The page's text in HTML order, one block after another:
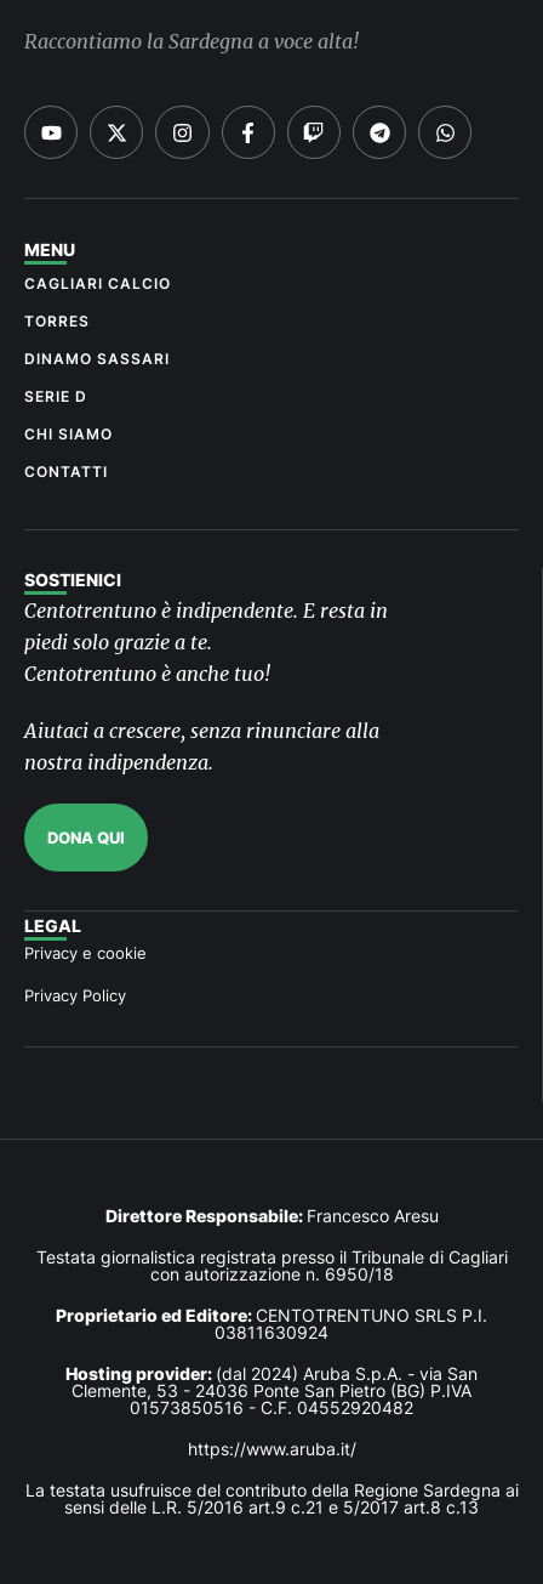
Raccontiamo la Sardegna a voce alta!
MENU
CAGLIARI CALCIO
TORRES
DINAMO SASSARI
SERIE D
CHI SIAMO
CONTATTI
SOSTIENICI
Centotrentuno è indipendente. E resta in
piedi solo grazie a te.
Centotrentuno è anche tuo!
Aiutaci a crescere, senza rinunciare alla
nostra indipendenza.
DONA QUI
LEGAL
Privacy e cookie
Privacy Policy
Direttore Responsabile: Francesco Aresu
Testata giornalistica registrata presso il Tribunale di Cagliari
con autorizzazione n. 6950/18
Proprietario ed Editore:CENTOTRENTUNO SRLS P.I.
03811630924
Hosting provider: (dal 2024) Aruba S.p.A. - via San
Clemente, 53 - 24036 Ponte San Pietro (BG) P.IVA
01573850516 - C.F. 04552920482
https://www.aruba.it/
La testata usufruisce del contributo della Regione Sardegna ai
sensi delle L.R. 5/2016 art.9 c.21 e 5/2017 art.8 c.13